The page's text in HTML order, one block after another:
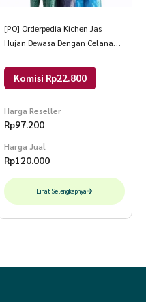
[PO] Orderpedia Kichen Jas
Hujan Dewasa Dengan Celana
Komisi Rp22.800
Harga Reseller
Rp97.200
Harga Jual
Rp120.000
Lihat Selengkapnya